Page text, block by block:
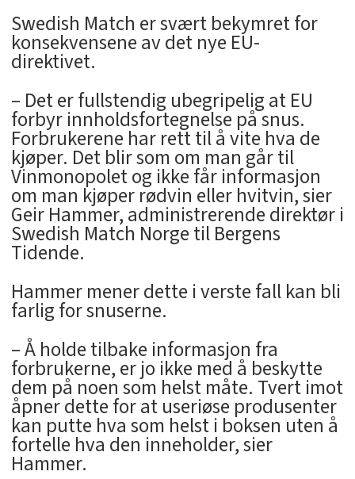
Swedish Match er svært bekymret for
konsekvensene av det nye EU-
direktivet.
– Det er fullstendig ubegripelig at EU
forbyr innholdsfortegnelse på snus.
Forbrukerene har rett til å vite hva de
kjøper. Det blir som om man går til
Vinmonopolet og ikke får informasjon
om man kjøper rødvin eller hvitvin, sier
Geir Hammer, administrerende direktør i
Swedish Match Norge til Bergens
Tidende.
Hammer mener dette i verste fall kan bli
farlig for snuserne.
– Å holde tilbake informasjon fra
forbrukerne, er jo ikke med å beskytte
dem på noen som helst måte. Tvert imot
åpner dette for at useriøse produsenter
kan putte hva som helst i boksen uten å
fortelle hva den inneholder, sier
Hammer.